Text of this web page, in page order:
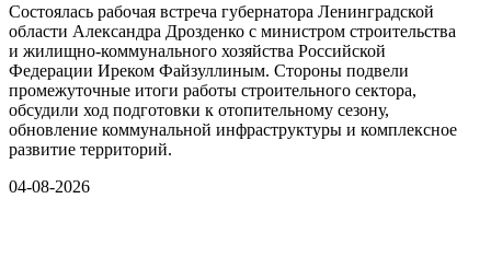
Состоялась рабочая встреча губернатора Ленинградской
области Александра Дрозденко с министром строительства
и жилищно-коммунального хозяйства Российской
Федерации Иреком Файзуллиным. Стороны подвели
промежуточные итоги работы строительного сектора,
обсудили ход подготовки к отопительному сезону,
обновление коммунальной инфраструктуры и комплексное
развитие территорий.
04-08-2026